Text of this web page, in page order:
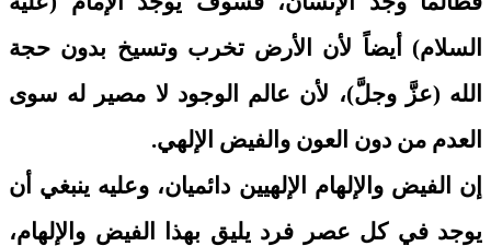
السلام) أيضاً لأن الأرض تخرب وتسيخ بدون حجة
الله (عزَّ وجلَّ)، لأن عالم الوجود لا مصير له سوى
العدم من دون العون والفيض الإلهي.
إن الفيض والإلهام الإلهيين دائميان، وعليه ينبغي أن
يوجد في كل عصر فرد يليق بهذا الفيض والإلهام،